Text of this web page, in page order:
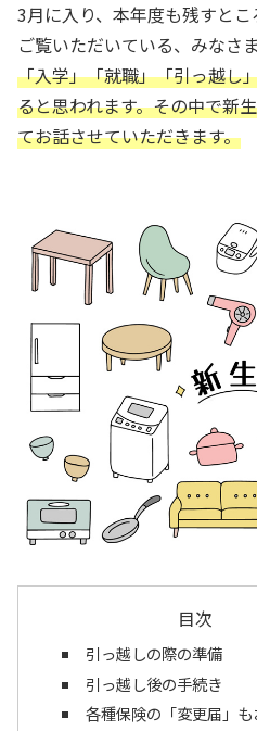
3月に入り、本年度も残すとこ
ご覧いただいている、みなさ
「入学」「就職」「引っ越し
ると思われます。その中で新
てお話させていただきます。
目次
引っ越しの際の準備
引っ越し後の手続き
各種保険の「変更届」も